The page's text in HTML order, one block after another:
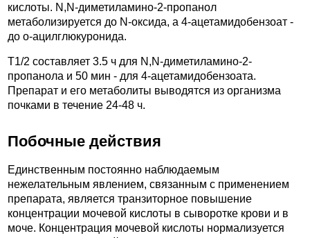
кислоты. N,N-диметиламино-2-пропанол
метаболизируется до N-оксида, а 4-ацетамидобензоат -
до o-ацилглюкуронида.
Т1/2 составляет 3.5 ч для N,N-диметиламино-2-
пропанола и 50 мин - для 4-ацетамидобензоата.
Препарат и его метаболиты выводятся из организма
почками в течение 24-48 ч.
Побочные действия
Единственным постоянно наблюдаемым
нежелательным явлением, связанным с применением
препарата, является транзиторное повышение
концентрации мочевой кислоты в сыворотке крови и в
моче. Концентрация мочевой кислоты нормализуется